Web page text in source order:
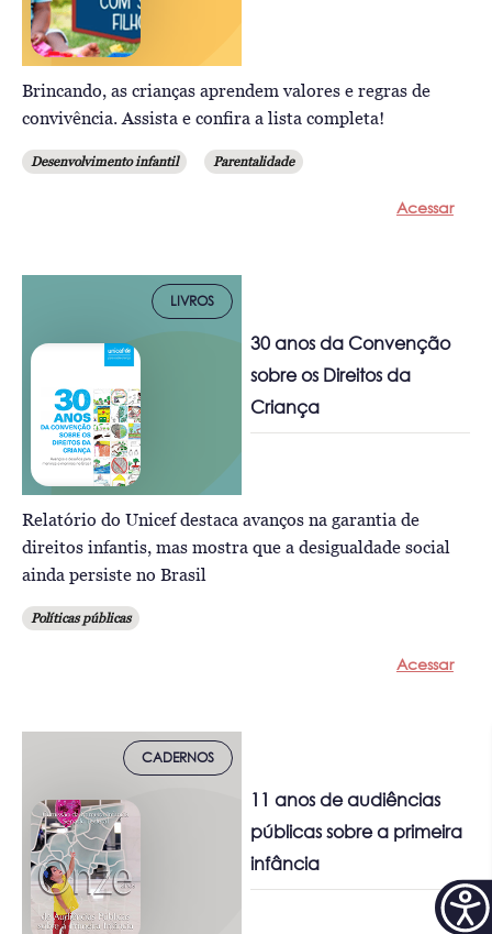
Brincando, as crianças aprendem valores e regras de
convivência. Assista e confira a lista completa!
Desenvolvimento infantil Parentalidade
Acessar
LIVROS
30 anos da Convenção
sobre os Direitos da
Criança
Relatório do Unicef destaca avanços na garantia de
direitos infantis, mas mostra que a desigualdade social
ainda persiste no Brasil
Políticas públicas
Acessar
CADERNOS
11 anos de audiências
públicas sobre a primeira
infância